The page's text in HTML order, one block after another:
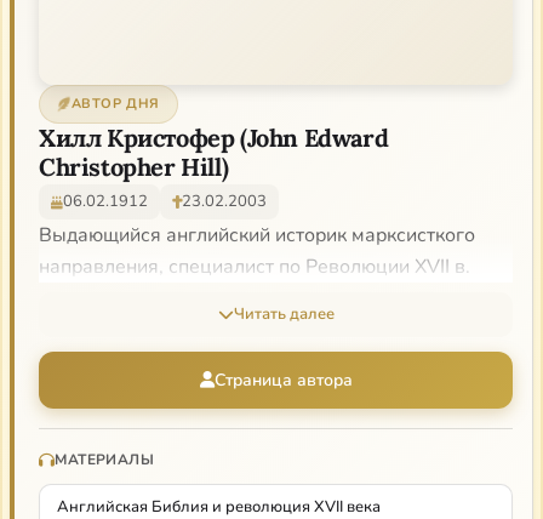
АВТОР ДНЯ
Хилл Кристофер (John Edward
Christopher Hill)
06.02.1912 23.02.2003
Выдающийся английский историк марксисткого
направления, специалист по Революции XVII в.
Читать далее
Страница автора
МАТЕРИАЛЫ
Английская Библия и революция XVII века